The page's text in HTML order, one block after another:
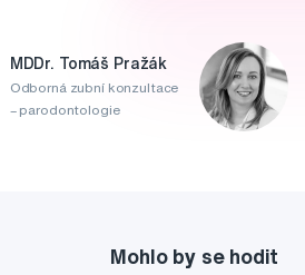
MDDr. Tomáš Pražák
Odborná zubní konzultace
– parodontologie
Mohlo by se hodit